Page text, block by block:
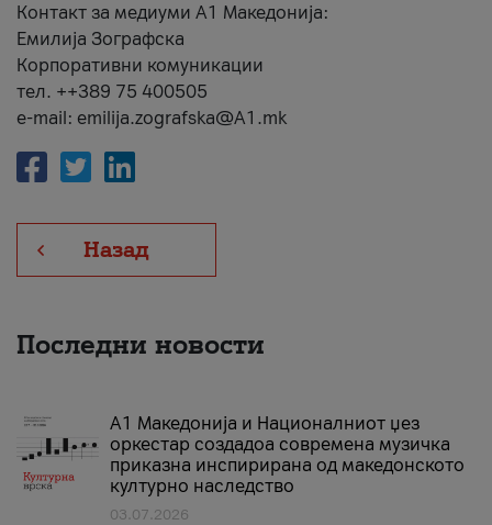
Контакт за медиуми А1 Македонија:
Емилија Зографска
Корпоративни комуникации
тел. ++389 75 400505
e-mail: emilija.zografska@A1.mk
Назад
Последни новости
А1 Македонија и Националниот џез
оркестар создадоа современа музичка
приказна инспирирана од македонското
културно наследство
03.07.2026